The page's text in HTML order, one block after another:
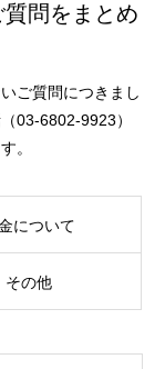
問をまとめ
ご質問につきまし
03-6802-9923）
。
について
その他